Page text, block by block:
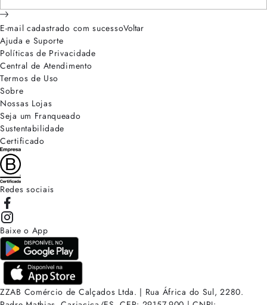
E-mail cadastrado com sucessoVoltar
Ajuda e Suporte
Políticas de Privacidade
Central de Atendimento
Termos de Uso
Sobre
Nossas Lojas
Seja um Franqueado
Sustentabilidade
Certificado
Redes sociais
Baixe o App
ZZAB Comércio de Calçados Ltda. | Rua África do Sul, 2280.